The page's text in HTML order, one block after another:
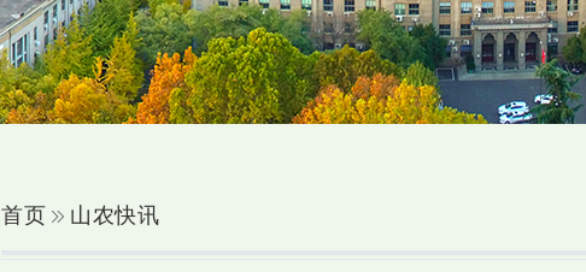
首页 山农快讯